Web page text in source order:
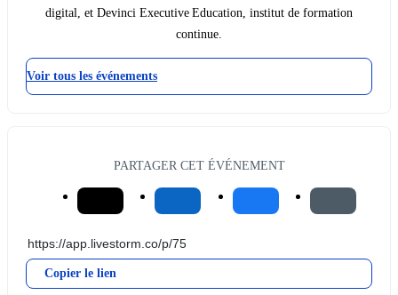
digital, et Devinci Executive Education, institut de formation
continue.
Voir tous les événements
PARTAGER CET ÉVÉNEMENT
Copier le lien